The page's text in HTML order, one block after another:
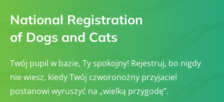
National Registration
of Dogs and Cats
Twój pupil w bazie, Ty spokojny! Rejestruj, bo nigdy
nie wiesz, kiedy Twój czworonożny przyjaciel
postanowi wyruszyć na „wielką przygodę”.